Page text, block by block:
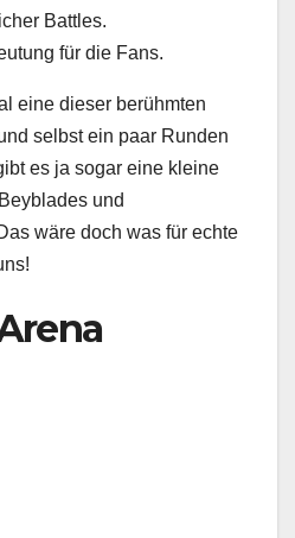
Battles.
für die Fans.
eine dieser berühmten
selbst ein paar Runden
es ja sogar eine kleine
und
wäre doch was für echte